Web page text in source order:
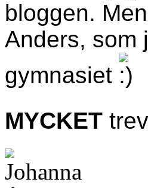
bloggen.
Anders, som
gymnasiet
MYCKET